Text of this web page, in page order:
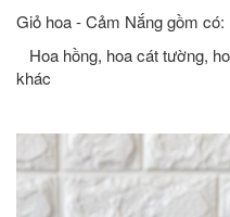
Giỏ hoa - Cảm Nắng gồm có:
Hoa hồng, hoa cát tường,
khác